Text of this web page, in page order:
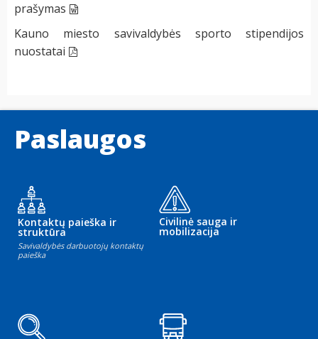
prašymas
Kauno miesto savivaldybės sporto stipendijos
nuostatai
Paslaugos
Kontaktų paieška ir
struktūra
Savivaldybės darbuotojų kontaktų
paieška
Civilinė sauga ir
mobilizacija